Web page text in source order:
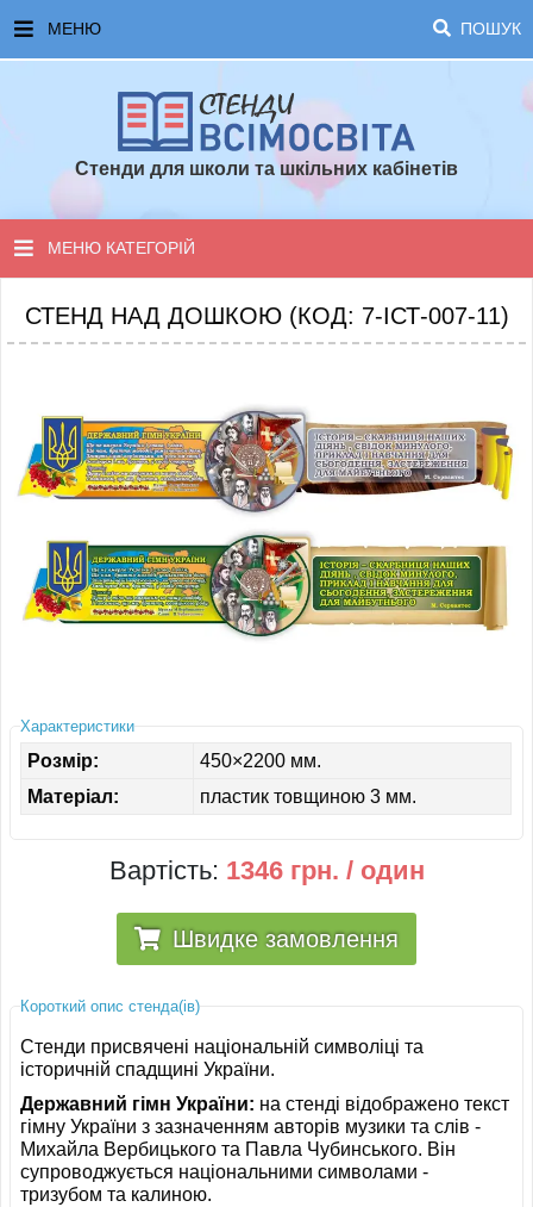
МЕНЮ ПОШУК
ЧАСТІ ЗАПИТАННЯ ТА ВІДПОВІДІ
ТОПОВІ ПРОПОЗИЦІЇ
Стенди для школи та шкільних кабінетів
МЕНЮ КАТЕГОРІЙ
СТЕНДИ ДЛЯ НУШ
СТЕНДИ ДЛЯ КАБІНЕТІВ
СТЕНДИ ДЛЯ ШКОЛИ
ІНШЕ
СТЕНД НАД ДОШКОЮ (КОД: 7-ІСТ-007-11)
Характеристики
Розмір:
450×2200 мм.
Матеріал:
пластик товщиною 3 мм.
Вартість: 1346 грн. / один
Швидке замовлення
Короткий опис стенда(ів)
Стенди присвячені національній символіці та
історичній спадщині України.
Державний гімн України: на стенді відображено текст
гімну України з зазначенням авторів музики та слів -
Михайла Вербицького та Павла Чубинського. Він
супроводжується національними символами -
тризубом та калиною.